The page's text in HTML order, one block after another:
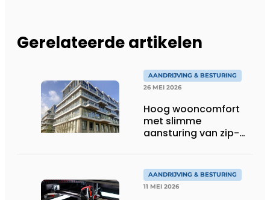
Gerelateerde artikelen
AANDRIJVING & BESTURING
26 MEI 2026
Hoog wooncomfort
met slimme
aansturing van zip-
AANDRIJVING & BESTURING
11 MEI 2026